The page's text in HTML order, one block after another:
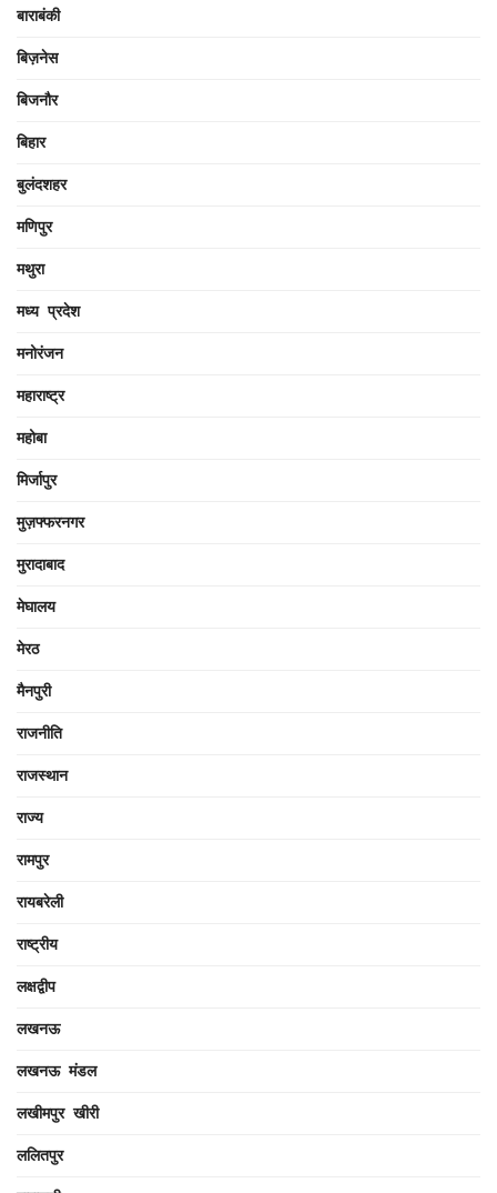
बाराबंकी
बिज़नेस
बिजनौर
बिहार
बुलंदशहर
मणिपुर
मथुरा
मध्य प्रदेश
मनोरंजन
महाराष्ट्र
महोबा
मिर्जापुर
मुज़फ्फरनगर
मुरादाबाद
मेघालय
मेरठ
मैनपुरी
राजनीति
राजस्थान
राज्य
रामपुर
रायबरेली
राष्ट्रीय
लक्षद्वीप
लखनऊ
लखनऊ मंडल
लखीमपुर खीरी
ललितपुर